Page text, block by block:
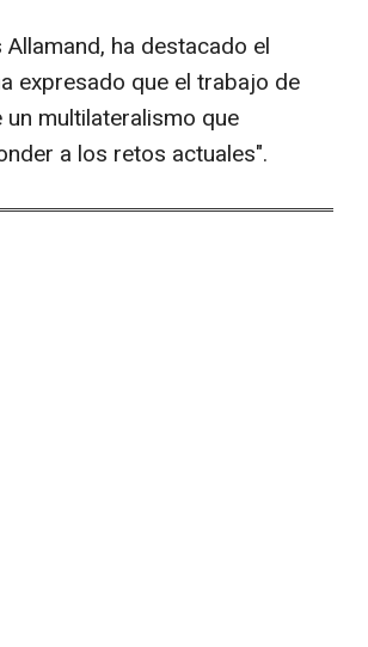
ha destacado el
expresado que el trabajo de
multilateralismo que
a los retos actuales".